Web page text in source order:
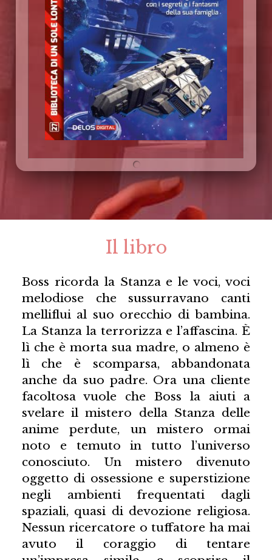
Il libro
Boss ricorda la Stanza e le voci, voci
melodiose che sussurravano canti
melliflui al suo orecchio di bambina.
La Stanza la terrorizza e l’affascina. È
lì che è morta sua madre, o almeno è
lì che è scomparsa, abbandonata
anche da suo padre. Ora una cliente
facoltosa vuole che Boss la aiuti a
svelare il mistero della Stanza delle
anime perdute, un mistero ormai
noto e temuto in tutto l’universo
conosciuto. Un mistero divenuto
oggetto di ossessione e superstizione
negli ambienti frequentati dagli
spaziali, quasi di devozione religiosa.
Nessun ricercatore o tuffatore ha mai
avuto il coraggio di tentare